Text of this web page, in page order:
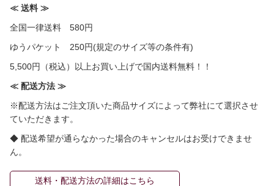
≪ 送料 ≫
全国一律送料 580円
ゆうパケット 250円(規定のサイズ等の条件有)
5,500円（税込）以上お買い上げで国内送料無料！！
≪ 配送方法 ≫
※配送方法はご注文頂いた商品サイズによって弊社にて選択させ
ていただきます。
◆ 配送希望が通らなかった場合のキャンセルはお受けできませ
ん。
送料・配送方法の詳細はこちら